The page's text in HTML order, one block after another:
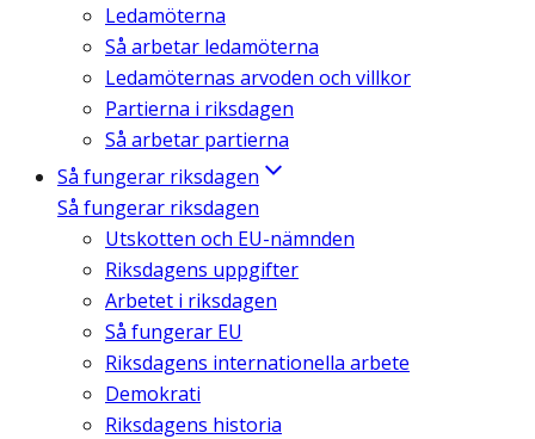
Ledamöterna
Så arbetar ledamöterna
Ledamöternas arvoden och villkor
Partierna i riksdagen
Så arbetar partierna
Så fungerar riksdagen
Så fungerar riksdagen
Utskotten och EU-nämnden
Riksdagens uppgifter
Arbetet i riksdagen
Så fungerar EU
Riksdagens internationella arbete
Demokrati
Riksdagens historia